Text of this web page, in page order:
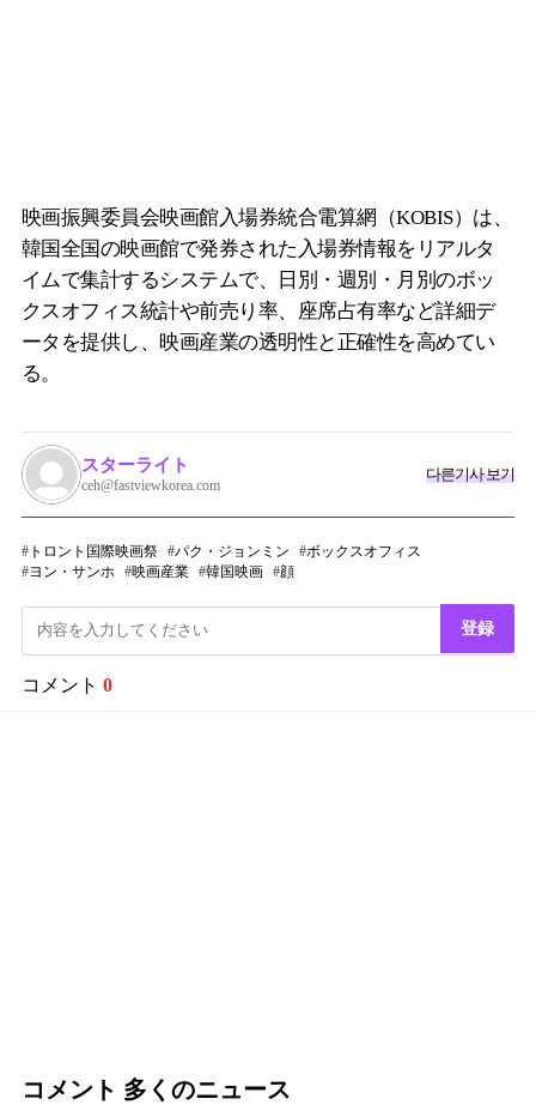
映画振興委員会映画館入場券統合電算網（KOBIS）は、
韓国全国の映画館で発券された入場券情報をリアルタ
イムで集計するシステムで、日別・週別・月別のボッ
クスオフィス統計や前売り率、座席占有率など詳細デ
ータを提供し、映画産業の透明性と正確性を高めてい
る。
スターライト
ceh@fastviewkorea.com
다른기사 보기
トロント国際映画祭 パク・ジョンミン
ボックスオフィス
ヨン・サンホ
映画産業 韓国映画 顔
登録
コメント 0
コメント 多くのニュース